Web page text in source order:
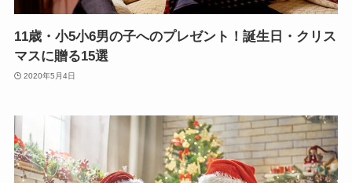
11歳・小5小6男の子へのプレゼント！誕生日・クリス
マスに贈る15選
2020年5月4日